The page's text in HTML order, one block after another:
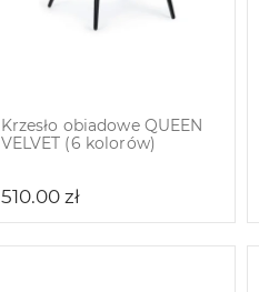
Krzesło obiadowe QUEEN
VELVET (6 kolorów)
510.00 zł